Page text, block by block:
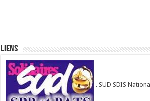
Liens
. SUD SDIS National